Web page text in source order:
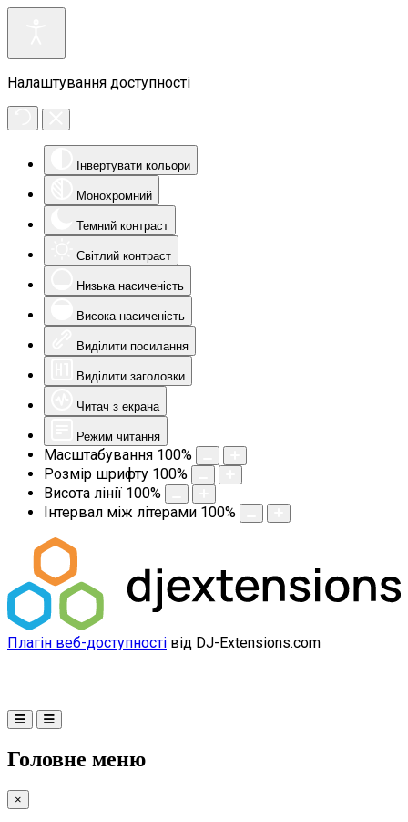
Налаштування доступності
Інвертувати кольори
Монохромний
Темний контраст
Світлий контраст
Низька насиченість
Висока насиченість
Виділити посилання
Виділити заголовки
Читач з екрана
Режим читання
Масштабування 100%
Розмір шрифту 100%
Висота лінії 100%
Інтервал між літерами 100%
Плагін веб-доступності від DJ-Extensions.com
Головне меню
×